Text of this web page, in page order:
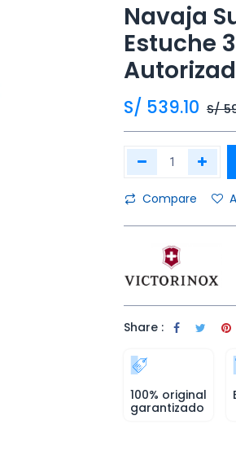
Navaja
Estuche
S/ 539.10 S/
Compare
Share :
100% original
garantizado